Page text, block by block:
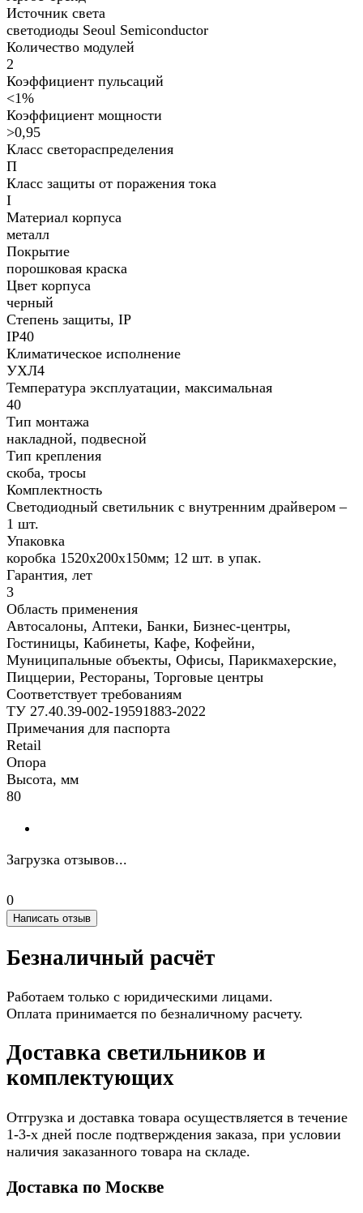
Источник света
светодиоды Seoul Semiconductor
Количество модулей
2
Коэффициент пульсаций
<1%
Коэффициент мощности
>0,95
Класс светораспределения
П
Класс защиты от поражения тока
I
Материал корпуса
металл
Покрытие
порошковая краска
Цвет корпуса
черный
Степень защиты, IP
IP40
Климатическое исполнение
УХЛ4
Температура эксплуатации, максимальная
40
Тип монтажа
накладной, подвесной
Тип крепления
скоба, тросы
Комплектность
Светодиодный светильник с внутренним драйвером –
1 шт.
Упаковка
коробка 1520х200х150мм; 12 шт. в упак.
Гарантия, лет
3
Область применения
Автосалоны, Аптеки, Банки, Бизнес-центры,
Гостиницы, Кабинеты, Кафе, Кофейни,
Муниципальные объекты, Офисы, Парикмахерские,
Пиццерии, Рестораны, Торговые центры
Соответствует требованиям
ТУ 27.40.39-002-19591883-2022
Примечания для паспорта
Retail
Опора
Высота, мм
80
Загрузка отзывов...
0
Написать отзыв
Безналичный расчёт
Работаем только с юридическими лицами.
Оплата принимается по безналичному расчету.
Доставка светильников и
комплектующих
Отгрузка и доставка товара осуществляется в течение
1-3-х дней после подтверждения заказа, при условии
наличия заказанного товара на складе.
Доставка по Москве